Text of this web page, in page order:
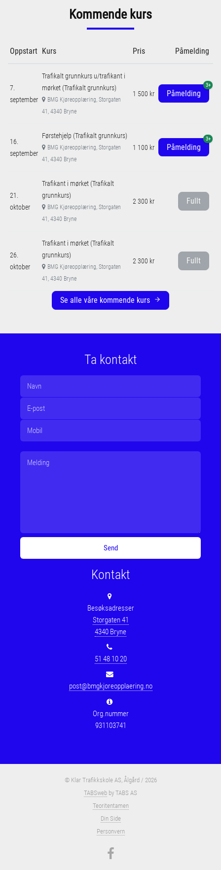
Kommende kurs
Oppstart Kurs Pris Påmelding
7.
september
Trafikalt grunnkurs u/trafikant i
mørket (Trafikalt grunnkurs)
BMG Kjøreopplæring, Storgaten
41, 4340 Bryne
1 500 kr Påmelding
3+
16.
september
Førstehjelp (Trafikalt grunnkurs)
BMG Kjøreopplæring, Storgaten
41, 4340 Bryne
1 100 kr Påmelding
3+
21.
oktober
Trafikant i mørket (Trafikalt
grunnkurs)
BMG Kjøreopplæring, Storgaten
41, 4340 Bryne
2 300 kr Fullt
26.
oktober
Trafikant i mørket (Trafikalt
grunnkurs)
BMG Kjøreopplæring, Storgaten
41, 4340 Bryne
2 300 kr Fullt
Se alle våre kommende kurs
Ta kontakt
Kontakt
Besøksadresser
Storgaten 41
4340 Bryne
51 48 10 20
post@bmgkjoreopplaering.no
Org.nummer
931103741
© Klar Trafikkskole AS, Ålgård / 2026
TABSweb by TABS AS
Teoritentamen
Din Side
Personvern